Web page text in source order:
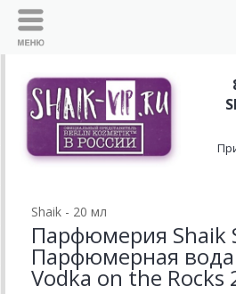
Shaik - 20 мл
Парфюмерия Shaik
Парфюмерная
Vodka on the Rocks